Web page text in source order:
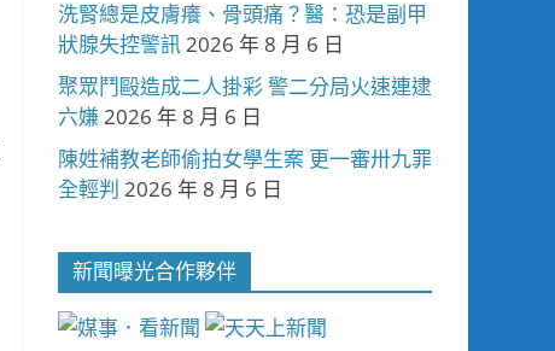
洗腎總是皮膚癢、骨頭痛？醫：恐是副甲
狀腺失控警訊2026 年 8 月 6 日
聚眾鬥毆造成二人掛彩 警二分局火速連逮
六嫌2026 年 8 月 6 日
陳姓補教老師偷拍女學生案 更一審卅九罪
全輕判 2026 年 8 月 6 日
新聞曝光合作夥伴